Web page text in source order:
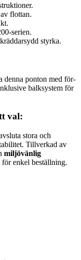
flottan.
serien.
styrka.
denna ponton med för-
balksystem för
val:
stora och
Tillverkad av
miljövänlig
för enkel beställning.